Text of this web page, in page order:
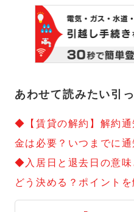
あわせて読みたい引
◆【賃貸の解約】解約通
金は必要？いつまでに通
◆入居日と退去日の意味
どう決める？ポイントを